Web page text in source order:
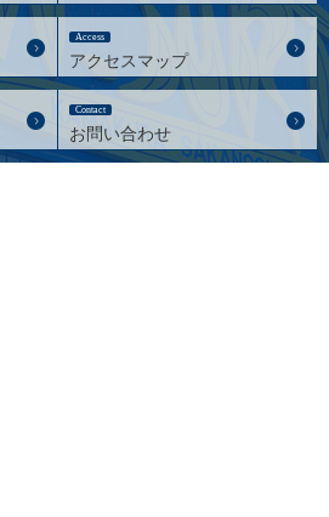
Access
アクセスマップ
Contact
お問い合わせ